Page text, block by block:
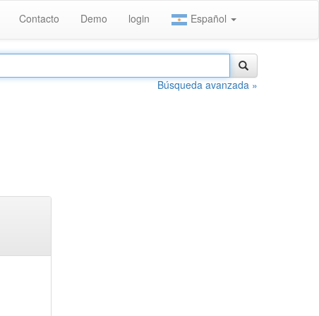
Contacto Demo login Español
Búsqueda avanzada »